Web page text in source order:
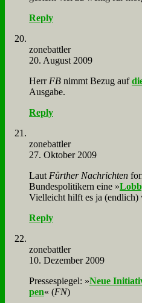
Reply
zone­batt­ler
20. August 2009
Herr FB nimmt Be­zug auf
Aus­ga­be.
Reply
zone­batt­ler
27. Oktober 2009
Laut Für­ther Nach­rich­ten
Bun­des­po­li­ti­kern ei­ne »
Viel­leicht hilft es ja (end­lich)
Reply
zone­batt­ler
10. Dezember 2009
Pres­se­spie­gel: »Neue
pen« (FN)